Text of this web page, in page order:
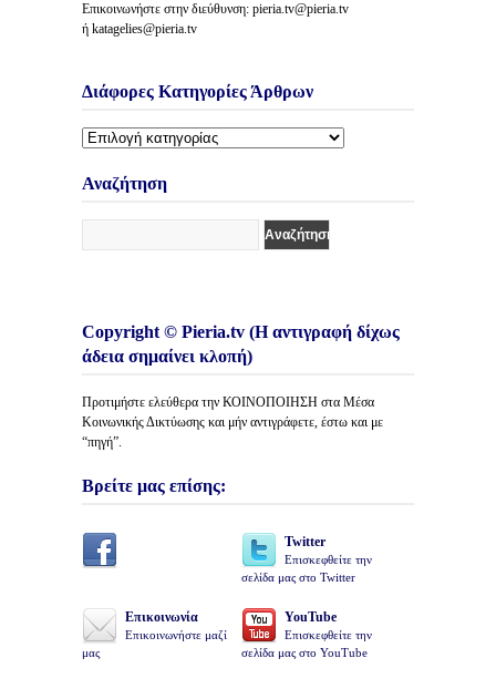
Επικοινωνήστε στην διεύθυνση: pieria.tv@pieria.tv
ή katagelies@pieria.tv
Διάφορες Κατηγορίες Άρθρων
Διάφορες
Άρθρων
Αναζήτηση
Copyright © Pieria.tv (Η αντιγραφή δίχως
άδεια σημαίνει κλοπή)
Προτιμήστε ελεύθερα την ΚΟΙΝΟΠΟΙΗΣΗ στα Μέσα
Κοινωνικής Δικτύωσης και μήν αντιγράφετε, έστω και με
“πηγή”.
Βρείτε μας επίσης:
Twitter
Επισκεφθείτε την
σελίδα μας στο Twitter
Επικοινωνία
Επικοινωνήστε μαζί
μας
YouTube
Επισκεφθείτε την
σελίδα μας στο YouTube